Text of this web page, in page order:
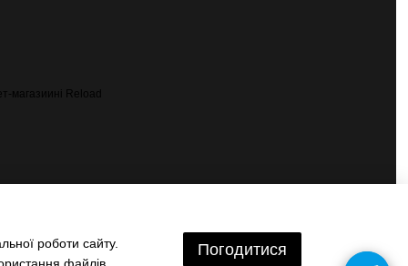
роботи сайту.
Погодитися